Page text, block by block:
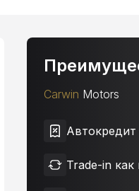
Carwin Motors
Автокредит
Trade-in